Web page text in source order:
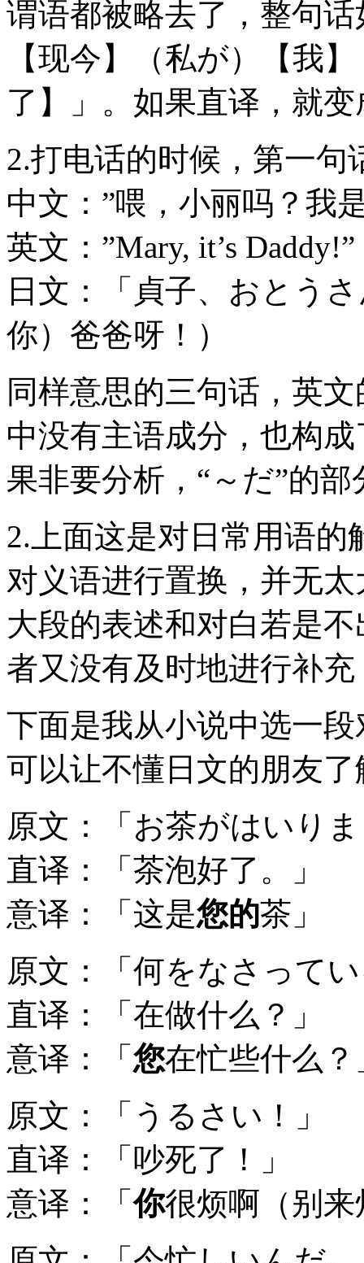
谓语都被略去了，整句
【现今】（私が）【我
了】」。如果直译，就
2.打电话的时候，第一句
中文：”喂，小丽吗？我
英文：”Mary, it’s
日文：「貞子、おとう
你）爸爸呀！）
同样意思的三句话，英
中没有主语成分，也构
果非要分析，“～だ”的
2.上面这是对日常用语
对义语进行置换，并无
大段的表述和对白若是
者又没有及时地进行补
下面是我从小说中选一
可以让不懂日文的朋友
原文：「お茶がはいり
直译：「茶泡好了。」
意译：「这是您的茶」
原文：「何をなさって
直译：「在做什么？」
意译：「 您在忙些什么？
原文：「うるさい！」
直译：「吵死了！」
意译：「你很烦啊（别来